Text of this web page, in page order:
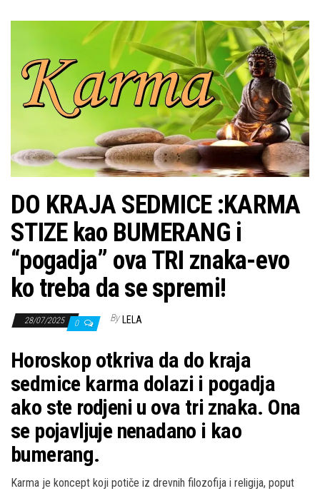
DO KRAJA SEDMICE :KARMA
STIZE kao BUMERANG i
“pogadja” ova TRI znaka-evo
ko treba da se spremi!
28/07/2025 0 By LELA
Horoskop otkriva da do kraja
sedmice karma dolazi i pogadja
ako ste rodjeni u ova tri znaka. Ona
se pojavljuje nenadano i kao
bumerang.
Karma je koncept koji potiče iz drevnih filozofija i religija, poput